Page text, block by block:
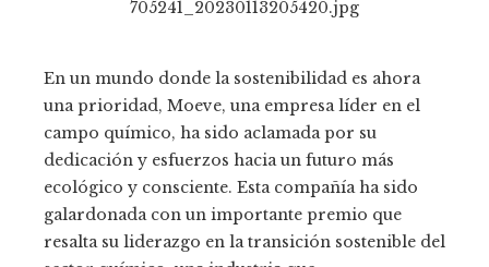
En un mundo donde la sostenibilidad es ahora
una prioridad, Moeve, una empresa líder en el
campo químico, ha sido aclamada por su
dedicación y esfuerzos hacia un futuro más
ecológico y consciente. Esta compañía ha sido
galardonada con un importante premio que
resalta su liderazgo en la transición sostenible del